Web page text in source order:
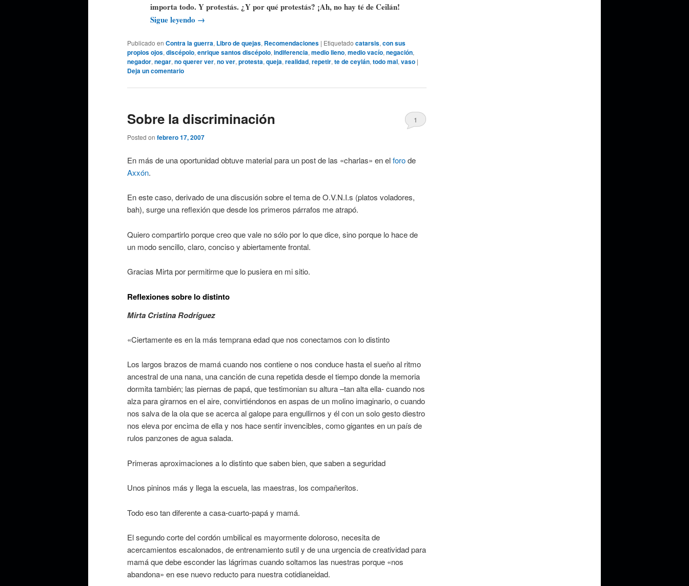
importa todo. Y protestás. ¿Y por qué protestás? ¡Ah, no hay té de Ceilán!
Sigue leyendo →
Publicado en Contra la guerra, Libro de quejas, Recomendaciones | Etiquetado catarsis, con sus
propios ojos, discépolo, enrique santos discépolo, indiferencia, medio lleno, medio vacío, negación,
negador, negar, no querer ver, no ver, protesta, queja, realidad, repetir, te de ceylán, todo mal, vaso |
Deja un comentario
Sobre la discriminación
Posted on febrero 17, 2007
1
En más de una oportunidad obtuve material para un post de las «charlas» en elforode
Axxón.
En este caso, derivado de una discusión sobre el tema de O.V.N.I.s (platos voladores,
bah), surge una reflexión que desde los primeros párrafos me atrapó.
Quiero compartirlo porque creo que vale no sólo por lo que dice, sino porque lo hace de
un modo sencillo, claro, conciso y abiertamente frontal.
Gracias Mirta por permitirme que lo pusiera en mi sitio.
Reflexiones sobre lo distinto
Mirta Cristina Rodríguez
«Ciertamente es en la más temprana edad que nos conectamos con lo distinto
Los largos brazos de mamá cuando nos contiene o nos conduce hasta el sueño al ritmo
ancestral de una nana, una canción de cuna repetida desde el tiempo donde la memoria
dormita también; las piernas de papá, que testimonian su altura –tan alta ella- cuando nos
alza para girarnos en el aire, convirtiéndonos en aspas de un molino imaginario, o cuando
nos salva de la ola que se acerca al galope para engullirnos y él con un solo gesto diestro
nos eleva por encima de ella y nos hace sentir invencibles, como gigantes en un país de
rulos panzones de agua salada.
Primeras aproximaciones a lo distinto que saben bien, que saben a seguridad
Unos pininos más y llega la escuela, las maestras, los compañeritos.
Todo eso tan diferente a casa-cuarto-papá y mamá.
El segundo corte del cordón umbilical es mayormente doloroso, necesita de
acercamientos escalonados, de entrenamiento sutil y de una urgencia de creatividad para
mamá que debe esconder las lágrimas cuando soltamos las nuestras porque «nos
abandona» en ese nuevo reducto para nuestra cotidianeidad.